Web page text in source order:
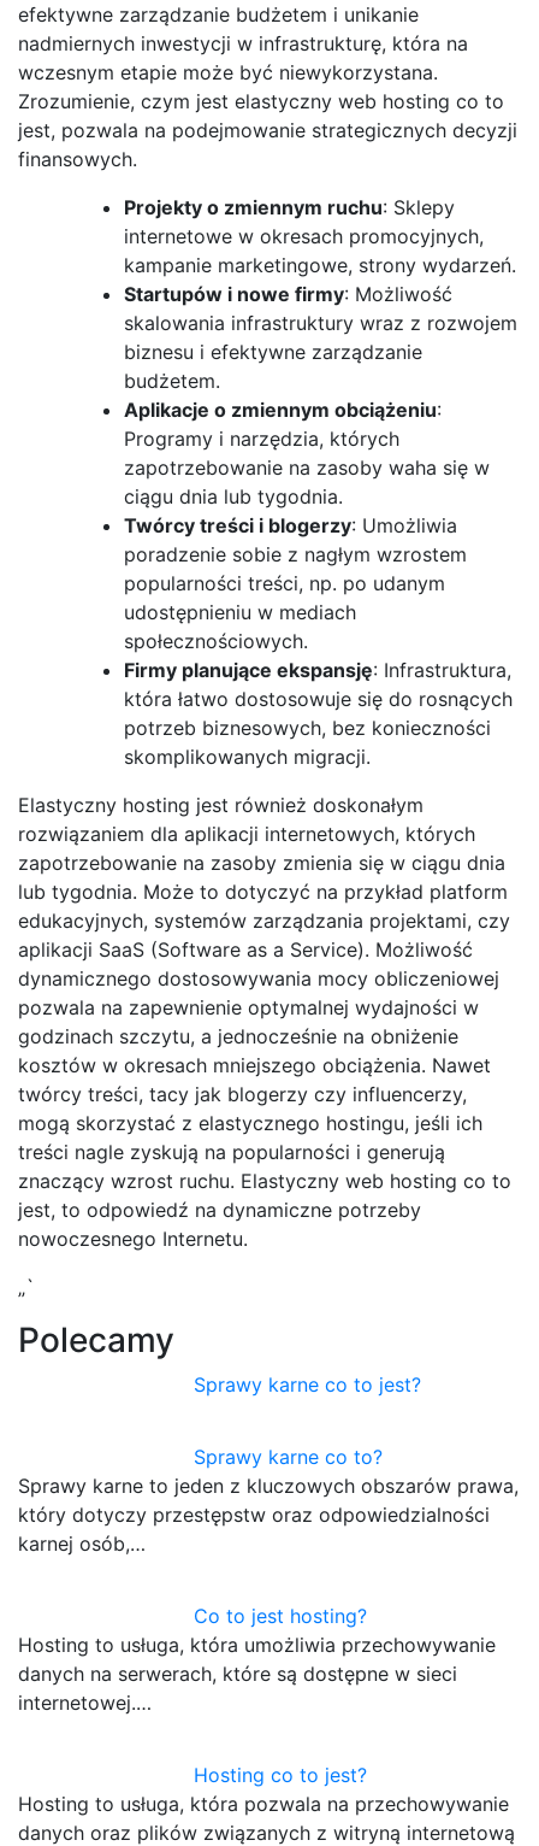
efektywne zarządzanie budżetem i unikanie
nadmiernych inwestycji w infrastrukturę, która na
wczesnym etapie może być niewykorzystana.
Zrozumienie, czym jest elastyczny web hosting co to
jest, pozwala na podejmowanie strategicznych decyzji
finansowych.
Projekty o zmiennym ruchu: Sklepy
internetowe w okresach promocyjnych,
kampanie marketingowe, strony wydarzeń.
Startupów i nowe firmy: Możliwość
skalowania infrastruktury wraz z rozwojem
biznesu i efektywne zarządzanie
budżetem.
Aplikacje o zmiennym obciążeniu:
Programy i narzędzia, których
zapotrzebowanie na zasoby waha się w
ciągu dnia lub tygodnia.
Twórcy treści i blogerzy: Umożliwia
poradzenie sobie z nagłym wzrostem
popularności treści, np. po udanym
udostępnieniu w mediach
społecznościowych.
Firmy planujące ekspansję: Infrastruktura,
która łatwo dostosowuje się do rosnących
potrzeb biznesowych, bez konieczności
skomplikowanych migracji.
Elastyczny hosting jest również doskonałym
rozwiązaniem dla aplikacji internetowych, których
zapotrzebowanie na zasoby zmienia się w ciągu dnia
lub tygodnia. Może to dotyczyć na przykład platform
edukacyjnych, systemów zarządzania projektami, czy
aplikacji SaaS (Software as a Service). Możliwość
dynamicznego dostosowywania mocy obliczeniowej
pozwala na zapewnienie optymalnej wydajności w
godzinach szczytu, a jednocześnie na obniżenie
kosztów w okresach mniejszego obciążenia. Nawet
twórcy treści, tacy jak blogerzy czy influencerzy,
mogą skorzystać z elastycznego hostingu, jeśli ich
treści nagle zyskują na popularności i generują
znaczący wzrost ruchu. Elastyczny web hosting co to
jest, to odpowiedź na dynamiczne potrzeby
nowoczesnego Internetu.
„`
Polecamy
Sprawy karne co to jest?
Sprawy karne co to?
Sprawy karne to jeden z kluczowych obszarów prawa,
który dotyczy przestępstw oraz odpowiedzialności
karnej osób,…
Co to jest hosting?
Hosting to usługa, która umożliwia przechowywanie
danych na serwerach, które są dostępne w sieci
internetowej.…
Hosting co to jest?
Hosting to usługa, która pozwala na przechowywanie
danych oraz plików związanych z witryną internetową